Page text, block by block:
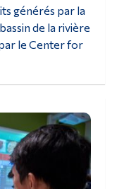
générés par la
de la rivière
le Center for